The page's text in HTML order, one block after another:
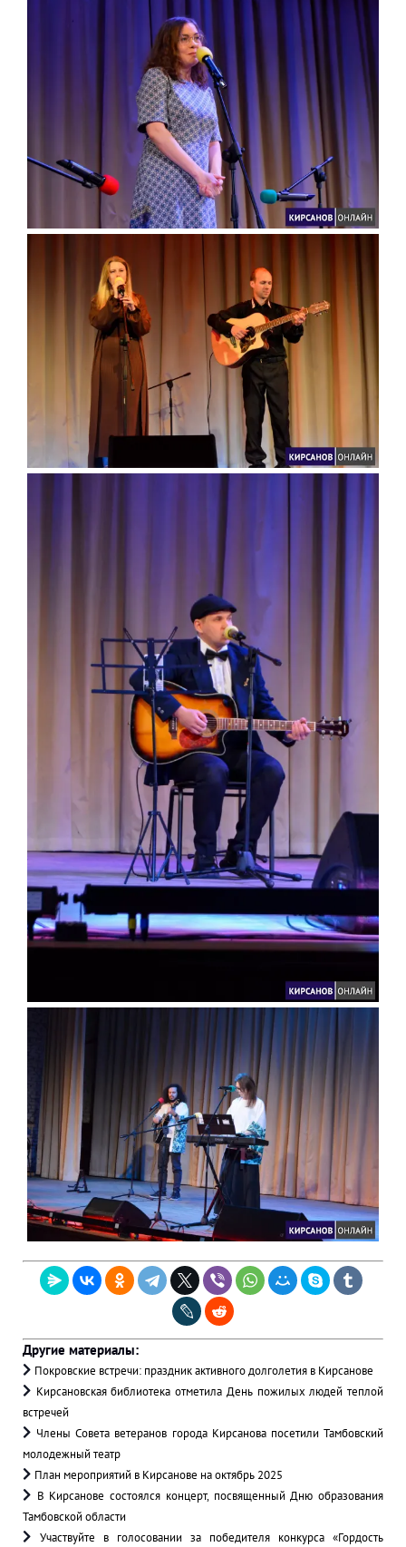
Другие материалы:
Покровские встречи: праздник активного долголетия в Кирсанове
Кирсановская библиотека отметила День пожилых людей теплой
встречей
Члены Совета ветеранов города Кирсанова посетили Тамбовский
молодежный театр
План мероприятий в Кирсанове на октябрь 2025
В Кирсанове состоялся концерт, посвященный Дню образования
Тамбовской области
Участвуйте в голосовании за победителя конкурса «Гордость